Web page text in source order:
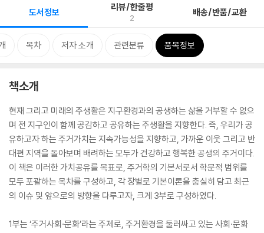
도서정보 리뷰/한줄평
2 배송/반품/교환
목차 저자 소개 관련분류 품목정보
책소개
현재 그리고 미래의 주생활은 지구환경과의 공생하는 삶을 거부할 수 없으
며 전 지구인이 함께 공감하고 공유하는 주생활을 지향한다. 즉, 우리가 공
유하고자 하는 주거가치는 지속가능성을 지향하고, 가까운 이웃 그리고 반
대편 지역을 돌아보며 배려하는 모두가 건강하고 행복한 공생의 주거이다.
이 책은 이러한 가치공유를 목표로, 주거학의 기본서로서 학문적 범위를
모두 포괄하는 목차를 구성하고, 각 장별로 기본이론을 충실히 담고 최근
의 이슈 및 앞으로의 방향을 다루고자, 크게 3부로 구성하였다.
1부는 ‘주거사회·문화’라는 주제로, 주거환경을 둘러싸고 있는 사회·문화